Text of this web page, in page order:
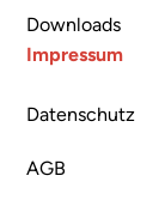
Downloads
Impressum
Datenschutz
AGB